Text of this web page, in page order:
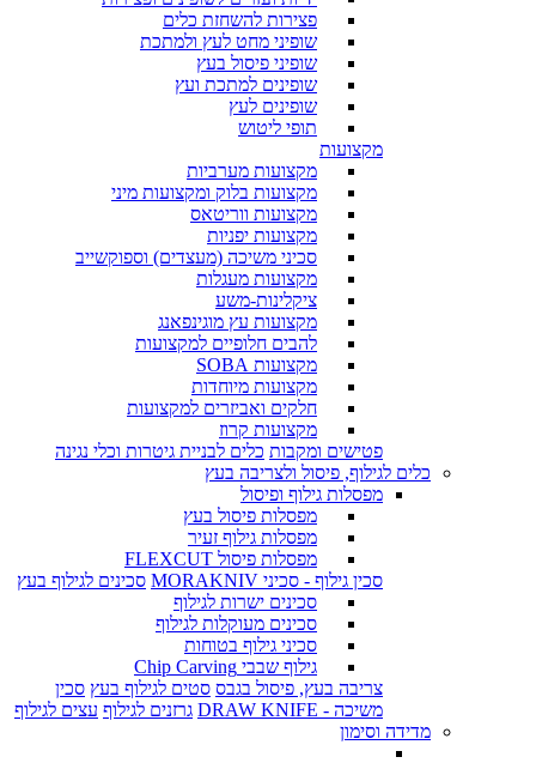
פצירות להשחזת כלים
שופיני מחט לעץ ולמתכת
שופיני פיסול בעץ
שופינים למתכת ועץ
שופינים לעץ
תופי ליטוש
מקצועות
מקצועות מערביות
מקצועות בלוק ומקצועות מיני
מקצועות ווריטאס
מקצועות יפניות
סכיני משיכה (מעצדים) וספוקשייב
מקצועות מעגלות
ציקלינות-משע
מקצועות עץ מוגינפאנג
להבים חלופיים למקצועות
מקצועות SOBA
מקצועות מיוחדות
חלקים ואביזרים למקצועות
מקצועות קרוז
פטישים ומקבות כלים לבניית גיטרות וכלי נגינה
כלים לגילוף, פיסול ולצריבה בעץ
מפסלות גילוף ופיסול
מפסלות פיסול בעץ
מפסלות גילוף זעיר
מפסלות פיסול FLEXCUT
סכין גילוף - סכיני MORAKNIV
סכינים לגילוף בעץ
סכינים ישרות לגילוף
סכינים מעוקלות לגילוף
סכיני גילוף בטוחות
גילוף שבבי Chip Carving
צריבה בעץ, פיסול בגבס סטים לגילוף בעץ סכין
משיכה - DRAW KNIFE
גרזנים לגילוף עצים לגילוף
מדידה וסימון